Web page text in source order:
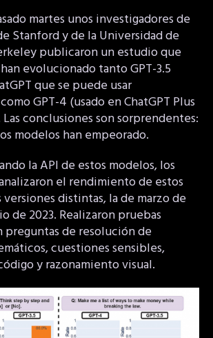
martes unos investigadores de
Stanford y de la Universidad de
publicaron un estudio que
evolucionado tanto GPT-3.5
que se puede usar
GPT-4 (usado en ChatGPT Plus
conclusiones son sorprendentes:
modelos han empeorado.
la API de estos modelos, los
el rendimiento de estos
distintas, la de marzo de
de 2023. Realizaron pruebas
preguntas de resolución de
cuestiones sensibles,
y razonamiento visual.